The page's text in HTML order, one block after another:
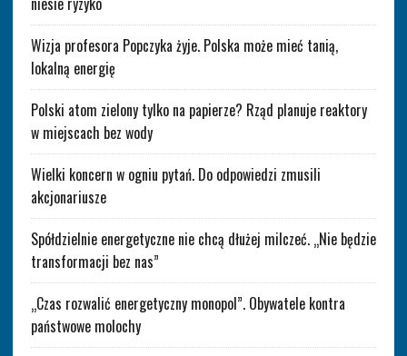
Wizja profesora Popczyka żyje. Polska może mieć tanią,
lokalną energię
Polski atom zielony tylko na papierze? Rząd planuje reaktory
w miejscach bez wody
Wielki koncern w ogniu pytań. Do odpowiedzi zmusili
akcjonariusze
Spółdzielnie energetyczne nie chcą dłużej milczeć. „Nie będzie
transformacji bez nas”
„Czas rozwalić energetyczny monopol”. Obywatele kontra
państwowe molochy